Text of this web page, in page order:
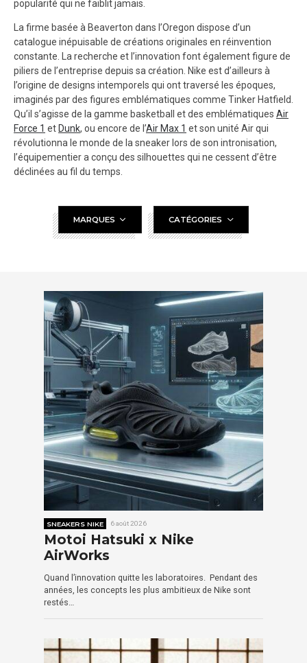
popularité qui ne faiblit jamais.
La firme basée à Beaverton dans l’Oregon dispose d’un
catalogue inépuisable de créations originales en réinvention
constante. La recherche et l’innovation font également figure de
piliers de l’entreprise depuis sa création. Nike est d’ailleurs à
l’origine de designs intemporels qui ont traversé les époques,
imaginés par des figures emblématiques comme Tinker Hatfield.
Qu’il s’agisse de la gamme basketball et des emblématiques Air
Force 1 et Dunk, ou encore de l’Air Max 1 et son unité Air qui
révolutionna le monde de la sneaker lors de son intronisation,
l’équipementier a conçu des silhouettes qui ne cessent d’être
déclinées au fil du temps.
MARQUES CATÉGORIES
SNEAKERS NIKE 6 août 2026
Motoi Hatsuki x Nike
AirWorks
Quand l’innovation quitte les laboratoires. Pendant des
années, les concepts les plus ambitieux de Nike sont
restés…